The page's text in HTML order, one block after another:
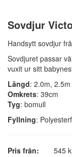
Sovdjur
Handsytt sovdjur
Sovdjuret passar
vuxit ur sitt
Längd: 2.0m,
Omkrets: 39cm
Tyg: bomull
Fyllning:
Pris från:
545